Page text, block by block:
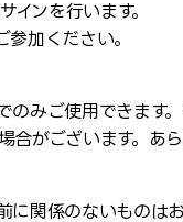
ンを行います。
加ください。
みご使用できます
がございます。あ
関係のないものはお